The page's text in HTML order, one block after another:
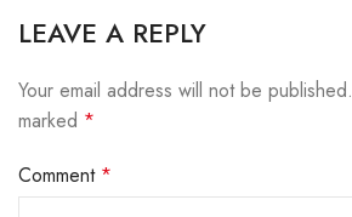
LEAVE A REPLY
Your email address will not be published.
marked *
Comment *